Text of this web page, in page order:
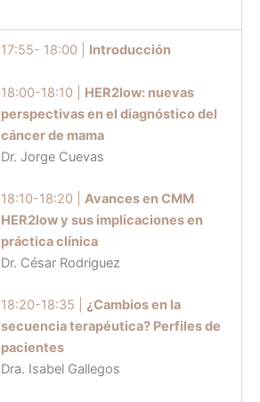
17:55- 18:00 | Introducción
18:00-18:10 | HER2low: nuevas
perspectivas en el diagnóstico del
cáncer de mama
Dr. Jorge Cuevas
18:10-18:20 | Avances en CMM
HER2low y sus implicaciones en
práctica clínica
Dr. César Rodriguez
18:20-18:35 | ¿Cambios en la
secuencia terapéutica? Perfiles de
pacientes
Dra. Isabel Gallegos